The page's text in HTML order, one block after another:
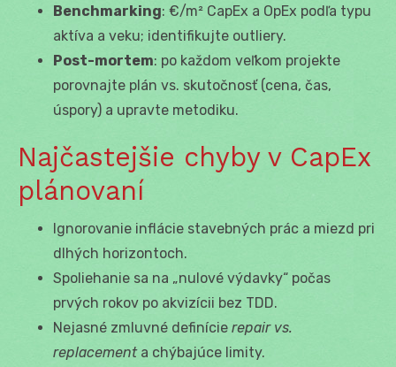
Benchmarking: €/m² CapEx a OpEx podľa typu
aktíva a veku; identifikujte outliery.
Post-mortem: po každom veľkom projekte
porovnajte plán vs. skutočnosť (cena, čas,
úspory) a upravte metodiku.
Najčastejšie chyby v CapEx
plánovaní
Ignorovanie inflácie stavebných prác a miezd pri
dlhých horizontoch.
Spoliehanie sa na „nulové výdavky“ počas
prvých rokov po akvizícii bez TDD.
Nejasné zmluvné definície repair vs.
replacementa chýbajúce limity.